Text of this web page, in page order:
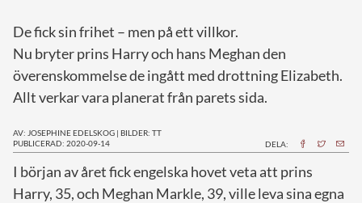
De fick sin frihet – men på ett villkor.
Nu bryter prins Harry och hans Meghan den
överenskommelse de ingått med drottning Elizabeth.
Allt verkar vara planerat från parets sida.
AV: JOSEPHINE EDELSKOG | BILDER: TT
PUBLICERAD: 2020-09-14
DELA:
I början av året fick engelska hovet veta att prins
Harry, 35, och Meghan Markle, 39, ville leva sina egna